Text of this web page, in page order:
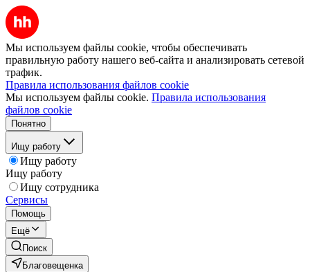
Мы используем файлы cookie, чтобы обеспечивать
правильную работу нашего веб-сайта и анализировать сетевой
трафик.
Правила использования файлов cookie
Мы используем файлы cookie. Правила использования
файлов cookie
Понятно
Ищу работу
Ищу работу
Ищу работу
Ищу сотрудника
Сервисы
Помощь
Ещё
Поиск
Благовещенка